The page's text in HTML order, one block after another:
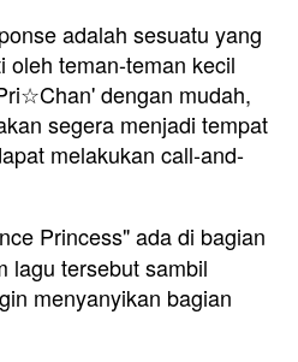
adalah sesuatu yang
oleh teman-teman kecil
dengan mudah,
segera menjadi tempat
melakukan call-and-
Princess" ada di bagian
lagu tersebut sambil
menyanyikan bagian